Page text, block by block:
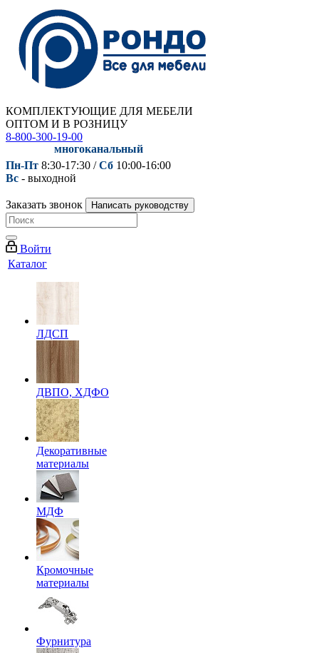
КОМПЛЕКТУЮЩИЕ ДЛЯ МЕБЕЛИ
ОПТОМ И В РОЗНИЦУ
8-800-300-19-00
многоканальный
Пн-Пт 8:30-17:30 /Сб 10:00-16:00
Вс - выходной
Заказать звонок Написать руководству
Войти
Каталог
ЛДСП
ДВПО, ХДФО
Декоративные
материалы
МДФ
Кромочные
материалы
Фурнитура